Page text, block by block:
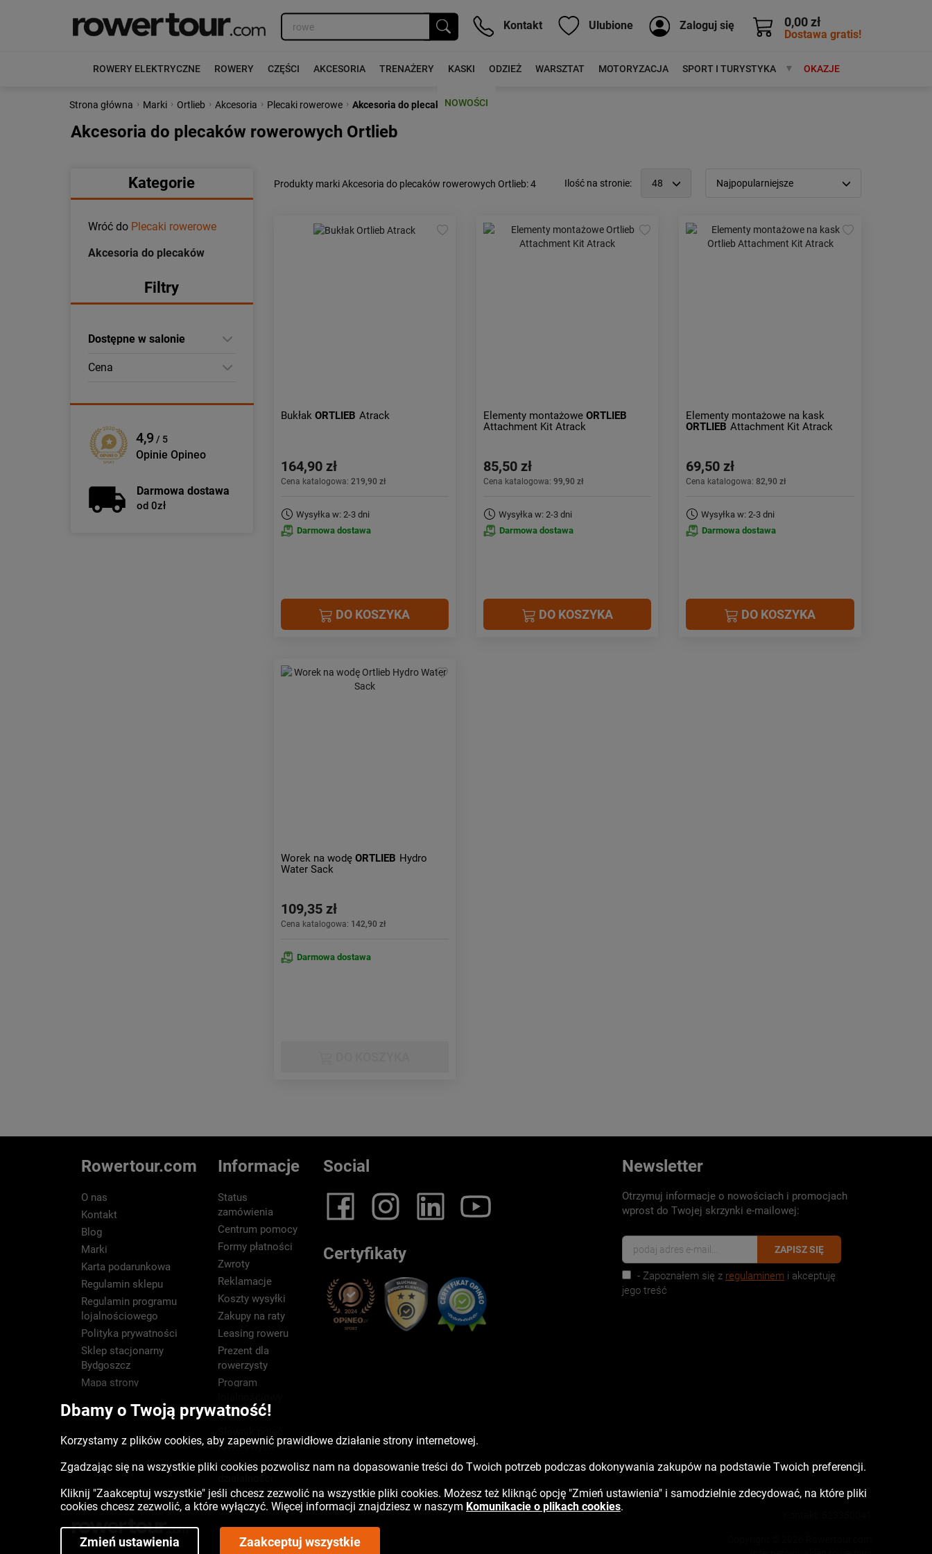
0,00 zł
Dostawa gratis!
Kontakt Ulubione Zaloguj się
ROWERY ELEKTRYCZNE ROWERY CZĘŚCI AKCESORIA TRENAŻERY KASKI ODZIEŻ WARSZTAT MOTORYZACJA SPORT I TURYSTYKA MARKIOKAZJE
NOWOŚCI
Strona główna › Marki › Ortlieb › Akcesoria › Plecaki rowerowe › Akcesoria do plecaków
Akcesoria do plecaków rowerowych Ortlieb
Ilość na stronie: 48 Najpopularniejsze
Cena:
od najniższej
Kategorie
Wróć do Plecaki rowerowe
Akcesoria do plecaków
Filtry
Dostępne w salonie
Cena
4,9 / 5
Opinie Opineo
Darmowa dostawa
od 0zł
Produkty marki Akcesoria do plecaków rowerowych Ortlieb: 4
Bukłak ORTLIEB Atrack
164,90 zł
Cena katalogowa: 219,90 zł
Wysyłka w: 2-3 dni
Darmowa dostawa
DO KOSZYKA
Elementy montażowe ORTLIEB
Attachment Kit Atrack
85,50 zł
Cena katalogowa: 99,90 zł
Wysyłka w: 2-3 dni
Darmowa dostawa
DO KOSZYKA
Elementy montażowe na kask
ORTLIEB Attachment Kit Atrack
69,50 zł
Cena katalogowa:82,90 zł
Wysyłka w: 2-3 dni
Darmowa dostawa
DO KOSZYKA
Worek na wodę ORTLIEB Hydro
Water Sack
109,35 zł
Cena katalogowa: 142,90 zł
Darmowa dostawa
Rowertour.com
O nas
Kontakt
Blog
Marki
Karta podarunkowa
Regulamin sklepu
Regulamin programu
lojalnościowego
Polityka prywatności
Sklep stacjonarny
Bydgoszcz
Mapa strony
Informacje
Status
zamówienia
Centrum pomocy
Formy płatności
Zwroty
Reklamacje
Koszty wysyłki
Zakupy na raty
Leasing roweru
Prezent dla
rowerzysty
Program
Newsletter
rowerowych
Zasięg
Social
Certyfikaty
Newsletter
Otrzymuj informacje o nowościach i promocjach
wprost do Twojej skrzynki e-mailowej:
ZAPISZ SIĘ
- Zapoznałem się z regulaminem i akceptuję
jego treść
Dbamy o Twoją prywatność!
Korzystamy z plików cookies, aby zapewnić prawidłowe działanie strony internetowej.
Zgadzając się na wszystkie pliki cookies pozwolisz nam na dopasowanie treści do Twoich potrzeb podczas dokonywania zakupów na podstawie Twoich preferencji.
Kliknij "Zaakceptuj wszystkie" jeśli chcesz zezwolić na wszystkie pliki cookies. Możesz też kliknąć opcję "Zmień ustawienia" i samodzielnie zdecydować, na które pliki
cookies chcesz zezwolić, a które wyłączyć. Więcej informacji znajdziesz w naszym Komunikacie o plikach cookies.
Zmień ustawienia Zaakceptuj wszystkie